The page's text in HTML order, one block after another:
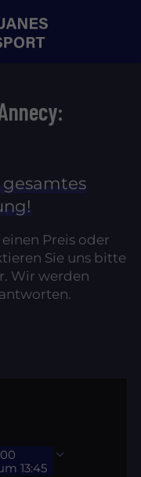
Preis oder
Sie uns bitte
Wir werden
13:45